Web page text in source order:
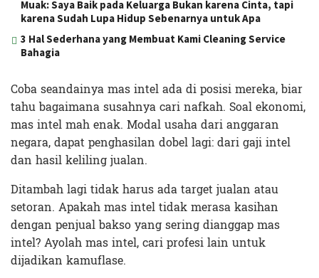
Muak: Saya Baik pada Keluarga Bukan karena Cinta, tapi
karena Sudah Lupa Hidup Sebenarnya untuk Apa
3 Hal Sederhana yang Membuat Kami Cleaning Service
Bahagia
Coba seandainya mas intel ada di posisi mereka, biar
tahu bagaimana susahnya cari nafkah. Soal ekonomi,
mas intel mah enak. Modal usaha dari anggaran
negara, dapat penghasilan dobel lagi: dari gaji intel
dan hasil keliling jualan.
Ditambah lagi tidak harus ada target jualan atau
setoran. Apakah mas intel tidak merasa kasihan
dengan penjual bakso yang sering dianggap mas
intel? Ayolah mas intel, cari profesi lain untuk
dijadikan kamuflase.